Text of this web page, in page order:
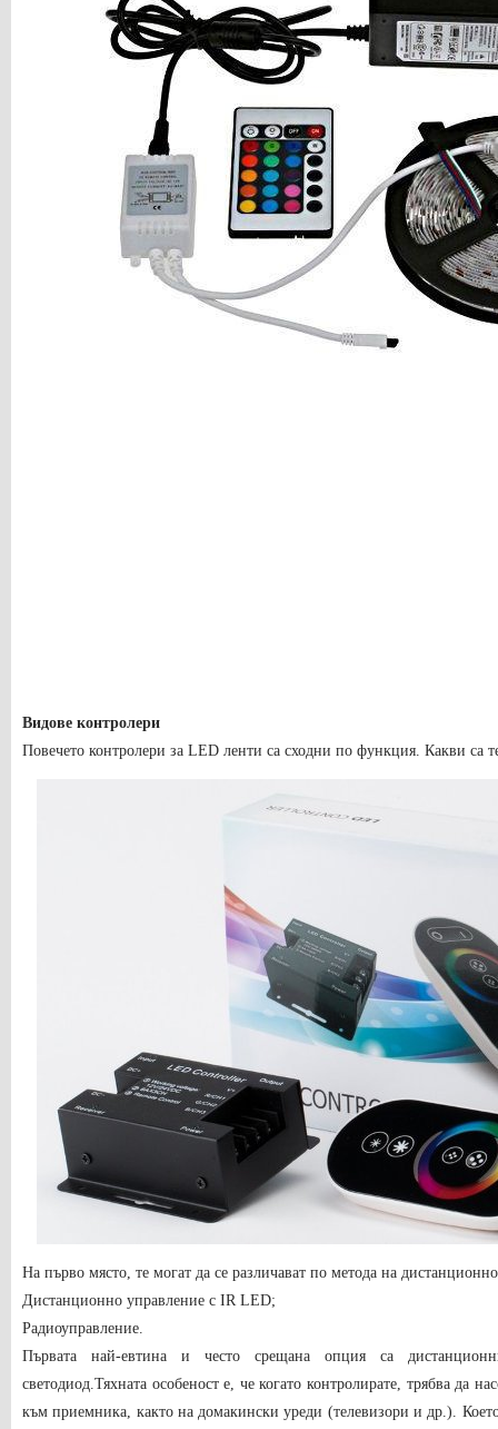
Видове контролери
Повечето контролери за LED ленти са сходни по функция. Какви са
На първо място, те могат да се различават по метода на
Дистанционно управление с IR LED;
Радиоуправление.
Първата най-евтина и често срещана опция са
светодиод.Тяхната особеност е, че когато контролирате, трябва да
към приемника, както на домакински уреди (телевизори и др.).